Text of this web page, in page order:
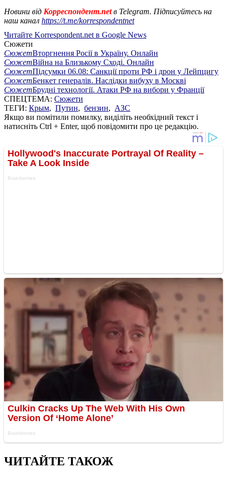
Новини від Корреспондент.netв Telegram. Підписуйтесь на
наш канал https://t.me/korrespondentnet
Читайте Korrespondent.net в Google News
Сюжети
СюжетВторгнення Росії в Україну. Онлайн
СюжетВійна на Близькому Сході. Онлайн
СюжетПідсумки 06.08: Санкції проти РФ і дрон у Лейпцигу
СюжетБенкет генералів. Наслідки вибуху в Москві
СюжетБрудні технології. Атаки РФ на вибори у Франції
СПЕЦТЕМА: Сюжети
ТЕГИ: Крым, Путин, бензин, АЗС
Якщо ви помітили помилку, виділіть необхідний текст і
натисніть Ctrl + Enter, щоб повідомити про це редакцію.
ЧИТАЙТЕ ТАКОЖ